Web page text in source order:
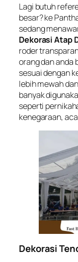
Lagi butuh
besar? ke
sedang
Dekorasi Atap
roder
orang dan anda
sesuai dengan
lebih mewah
banyak
seperti
kenegaraan,
Dekorasi